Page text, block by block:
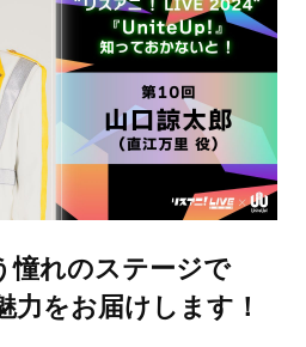
憧れのステージで
力をお届けします！